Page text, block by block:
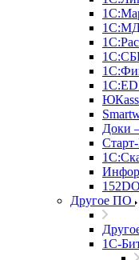
Доки
Другое ПО
1С-